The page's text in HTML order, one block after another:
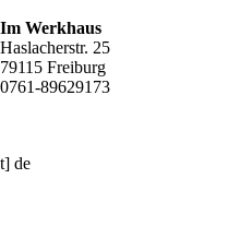
Im Werkhaus
Haslacherstr. 25
79115 Freiburg
0761-89629173
de